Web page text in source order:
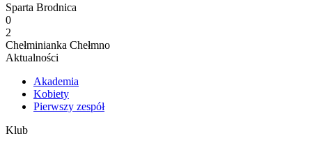
Sparta Brodnica
0
2
Chełminianka Chełmno
Aktualności
Akademia
Kobiety
Pierwszy zespół
Klub